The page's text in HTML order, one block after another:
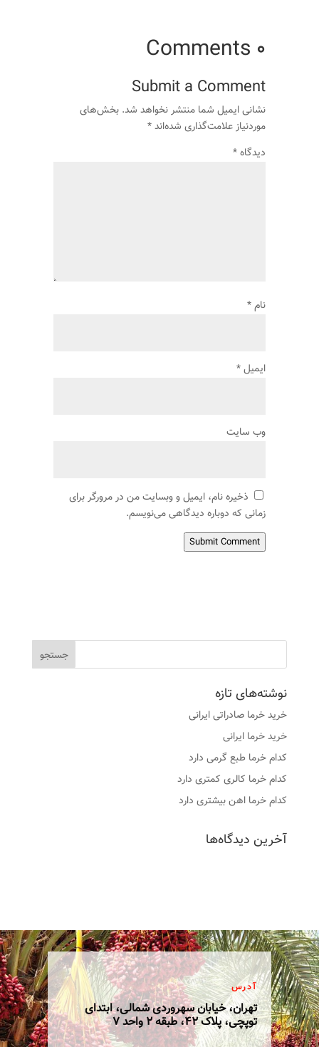
0 Comments
Submit a Comment
نشانی ایمیل شما منتشر نخواهد شد. بخش‌های
موردنیاز علامت‌گذاری شده‌اند*
دیدگاه*
نام*
ایمیل*
وب‌ سایت
ذخیره نام، ایمیل و وبسایت من در مرورگر برای
زمانی که دوباره دیدگاهی می‌نویسم.
Submit Comment
نوشته‌های تازه
خرید خرما صادراتی ایرانی
خرید خرما ایرانی
کدام خرما طبع گرمی دارد
کدام خرما کالری کمتری دارد
کدام خرما اهن بیشتری دارد
آخرین دیدگاه‌ها
آدرس
تهران، خیابان سهروردی شمالی، ابتدای
توپچی، پلاک 42، طبقه 2 واحد 7